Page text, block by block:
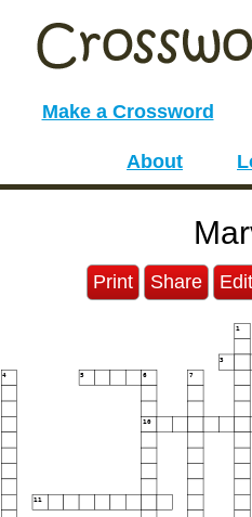
Make a Crossword
About
Print Share Edit
1
3
4 5 6 7
10
11